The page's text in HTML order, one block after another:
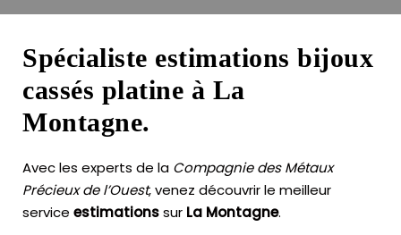
Spécialiste estimations bijoux
cassés platine à La
Montagne.
Avec les experts de la Compagnie des Métaux
Précieux de l’Ouest, venez découvrir le meilleur
service estimationssur La Montagne.